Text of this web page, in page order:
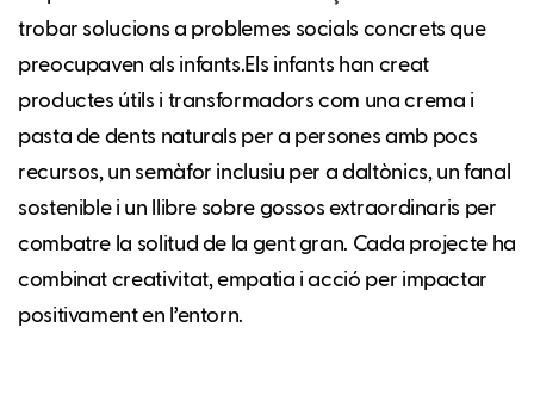
trobar solucions a problemes socials concrets que
preocupaven als infants.Els infants han creat
productes útils i transformadors com una crema i
pasta de dents naturals per a persones amb pocs
recursos, un semàfor inclusiu per a daltònics, un fanal
sostenible i un llibre sobre gossos extraordinaris per
combatre la solitud de la gent gran. Cada projecte ha
combinat creativitat, empatia i acció per impactar
positivament en l’entorn.